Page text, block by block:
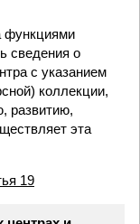
функциями
сведения о
с указанием
коллекции,
развитию,
эта
19